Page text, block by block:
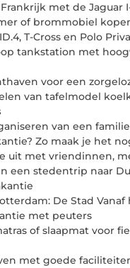
met de Jaguar
of brommobiel
T-Cross en Polo
tankstation met
voor een
van tafelmodel
van een
Zo maak je het
uit met vriendinnen,
een stedentrip naar
De Stad Vanaf
met peuters
of slaapmat voor
met goede